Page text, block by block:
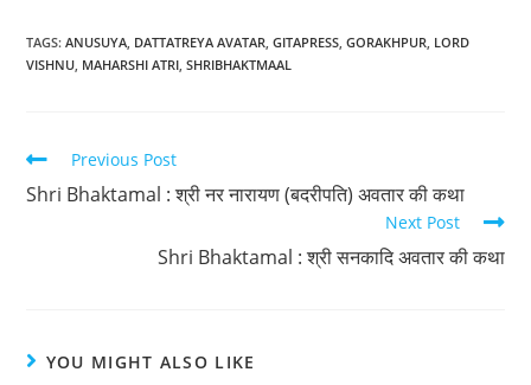
TAGS:ANUSUYA DATTATREYA AVATAR GITAPRESS GORAKHPUR LORD
VISHNU MAHARSHI ATRI SHRIBHAKTMAAL
Previous Post
Shri Bhaktamal : श्री नर नारायण (बदरीपति) अवतार की कथा
Next Post
Shri Bhaktamal : श्री सनकादि अवतार की कथा
YOU MIGHT ALSO LIKE